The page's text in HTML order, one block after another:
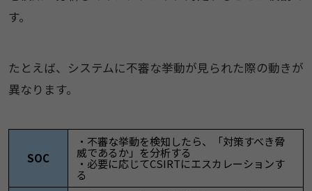
す。
たとえば、システムに不審な挙動が見られた際の動きが
異なります。
SOC
・不審な挙動を検知したら、「対策すべき脅
威であるか」を分析する
・必要に応じてCSIRTにエスカレーションす
る